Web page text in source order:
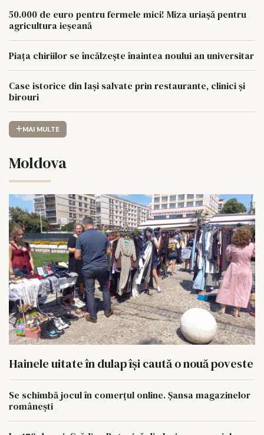
50.000 de euro pentru fermele mici! Miza uriașă pentru
agricultura ieșeană
Piața chiriilor se încălzește înaintea noului an universitar
Case istorice din Iași salvate prin restaurante, clinici și
birouri
MAI MULTE
Moldova
Hainele uitate în dulap îşi caută o nouă poveste
Se schimbă jocul în comerțul online. Șansa magazinelor
românești